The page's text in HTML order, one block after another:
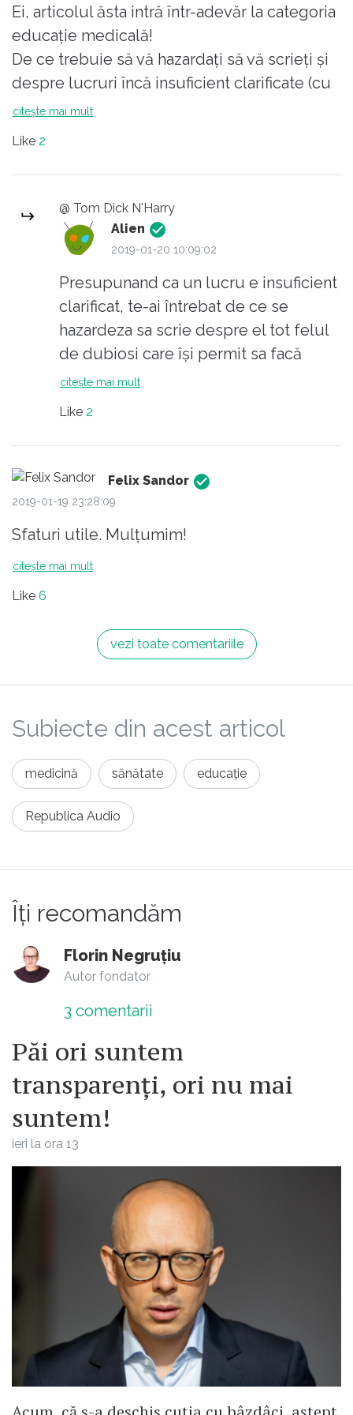
antiinflamatorii. Dar e folosit cel mai
des ca antitermic.
Nici eu n-aș lua nimic la 37,5 dacă mi-
e clar că am văzut doar un pic lupul.
Să nu amestecăm tratatul cu
cunoscători, care evident au cu totul
alte surse și nu se informează de pe
Republica...
Ei, articolul ăsta intră într-adevăr la categoria
educație medicală!
De ce trebuie să vă hazardați să vă scrieți și
despre lucruri încă insuficient clarificate (cu
3 articole în urmă, la punctul 2)?
citește mai mult
Like 2
@ Tom Dick N'Harry
Alien
2019-01-20 10:09:02
Presupunand ca un lucru e insuficient
clarificat, te-ai întrebat de ce se
hazardeza sa scrie despre el tot felul
de dubiosi care își permit sa facă
"educație medicala"?
citește mai mult
Like 2
Felix Sandor
2019-01-19 23:28:09
Sfaturi utile. Mulțumim!
citește mai mult
Like 6
vezi toate comentariile
Subiecte din acest articol
medicină sănătate educație
Republica Audio
Îți recomandăm
Florin Negruțiu
Autor fondator
3 comentarii
Păi ori suntem
transparenți, ori nu mai
suntem!
ieri la ora 13